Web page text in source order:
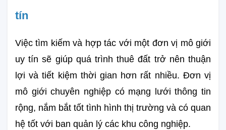
tín
Việc tìm kiếm và hợp tác với một đơn vị mô giới
uy tín sẽ giúp quá trình thuê đất trở nên thuận
lợi và tiết kiệm thời gian hơn rất nhiều. Đơn vị
mô giới chuyên nghiệp có mạng lưới thông tin
rộng, nắm bắt tốt tình hình thị trường và có quan
hệ tốt với ban quản lý các khu công nghiệp.